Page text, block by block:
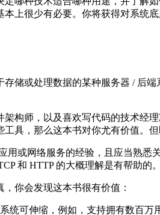
本上很少有必要。你将获得对系统
储或处理数据的某种服务器 / 后
架构师，以及喜欢写代码的技术经
具，那么这本书对你尤有价值。
用或网络服务的经验，且应当熟
和 HTTP 的大概理解是有帮助的
你会发现这本书很有价值：
统可伸缩，例如，支持拥有数百万